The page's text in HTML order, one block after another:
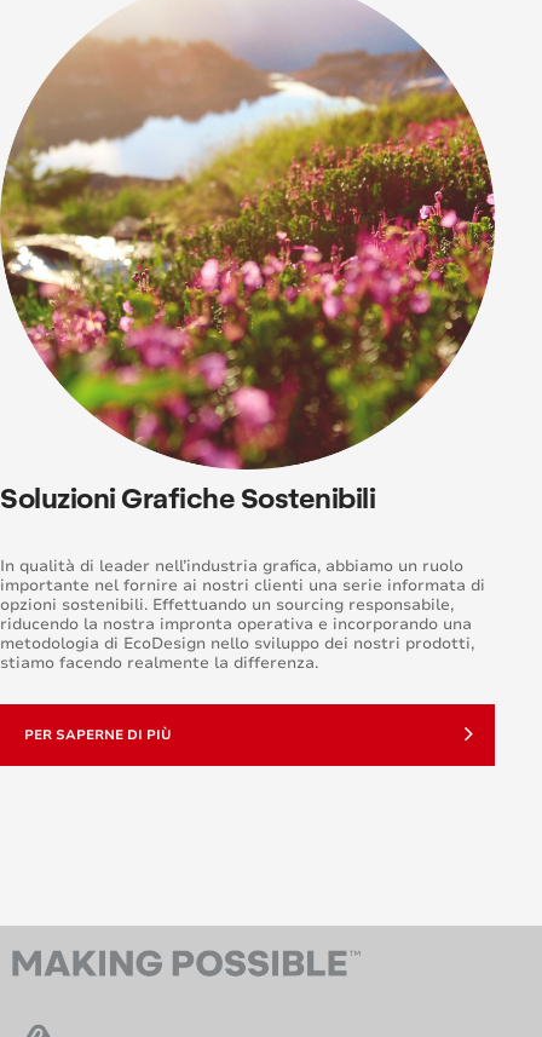
Soluzioni Grafiche Sostenibili
In qualità di leader nell’industria grafica, abbiamo un ruolo
importante nel fornire ai nostri clienti una serie informata di
opzioni sostenibili. Effettuando un sourcing responsabile,
riducendo la nostra impronta operativa e incorporando una
metodologia di EcoDesign nello sviluppo dei nostri prodotti,
stiamo facendo realmente la differenza.
PER SAPERNE DI PIÙ